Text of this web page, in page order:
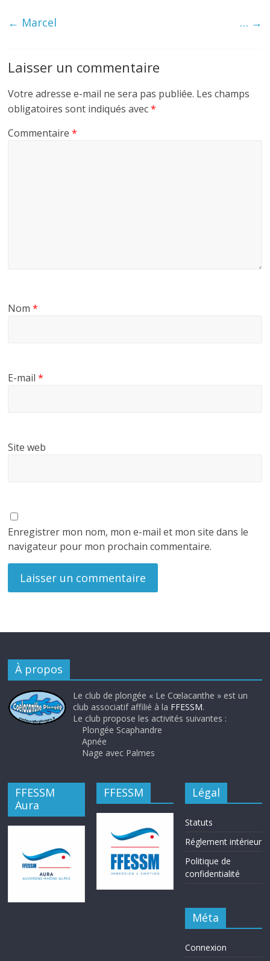
← Marcel … →
Laisser un commentaire
Votre adresse e-mail ne sera pas publiée. Les champs
obligatoires sont indiqués avec*
Commentaire*
Nom*
E-mail*
Site web
Enregistrer mon nom, mon e-mail et mon site dans le
navigateur pour mon prochain commentaire.
À propos
Le club de plongée « Le Cœlacanthe » est un
club associatif affilié à la FFESSM.
Le club propose les activités suivantes :
Plongée Scaphandre
Apnée
Nage avec Palmes
FFESSM
Aura
FFESSM Légal
Statuts
Réglement intérieur
Politique de
confidentialité
Méta
Connexion